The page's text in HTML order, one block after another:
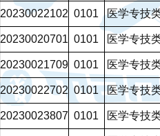
20230022102 0101 医学专技
20230020701 0101 医学专技
20230021709 0101 医学专技
20230022702 0101 医学专技
20230023807 0101 医学专技